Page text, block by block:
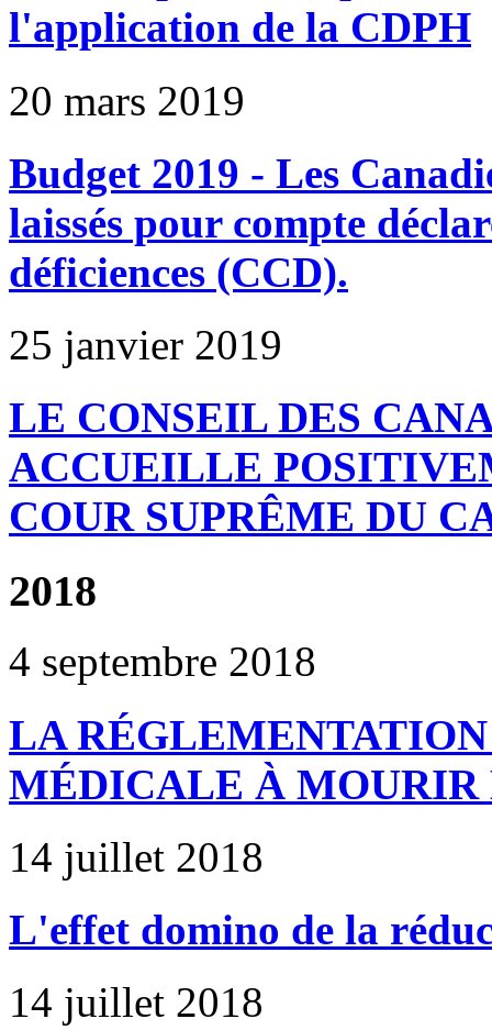
l'application de la CDPH
20 mars 2019
Budget 2019 - Les
laissés pour compte
déficiences (CCD).
25 janvier 2019
LE CONSEIL DES
ACCUEILLE
COUR SUPRÊME DU
2018
4 septembre 2018
LA
MÉDICALE À MOURIR
14 juillet 2018
L'effet domino de la
14 juillet 2018